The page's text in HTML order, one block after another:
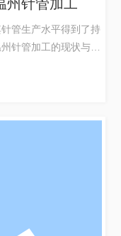
州针管加工
管生产水平得到了持
针管加工的现状与未
平不断提高。随着科
针管加工工艺水平的
效率，还需要注重服
企业发展的主要动
新能力。随着市场对
紧跟市场需求开发新